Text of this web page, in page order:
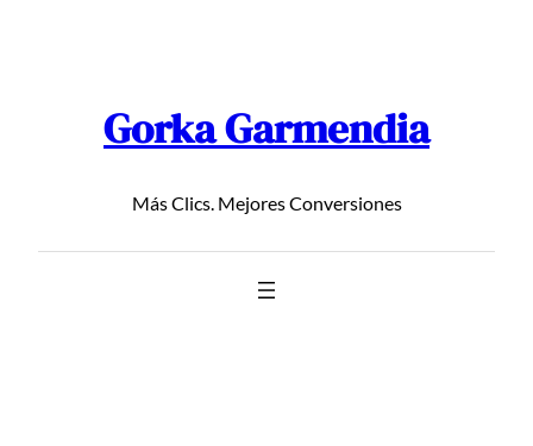
Gorka Garmendia
Más Clics. Mejores Conversiones